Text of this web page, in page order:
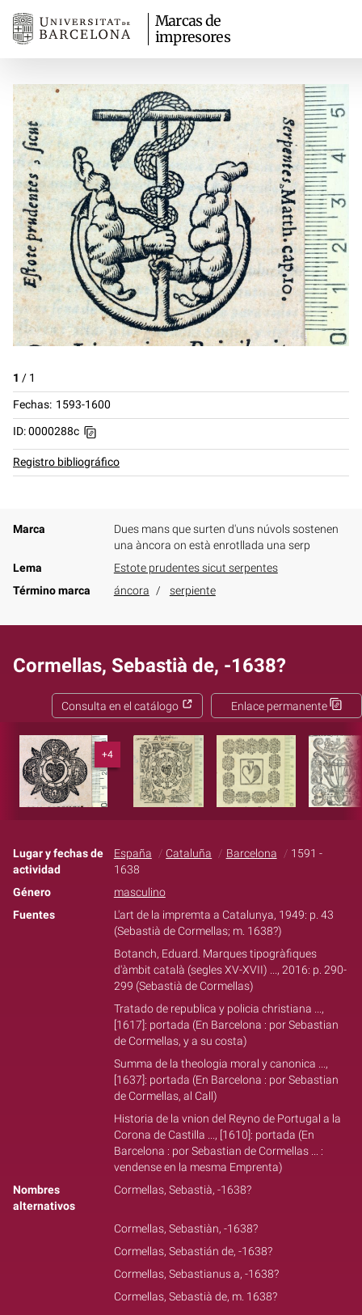
Marcas de
impresores
1 / 1
Fechas 1593-1600
ID: 0000288c
Registro bibliográfico
Marca
Dues mans que surten d'uns núvols sostenen
una àncora on està enrotllada una serp
Lema
Estote prudentes sicut serpentes
Término marca
áncora serpiente
Cormellas, Sebastià de, -1638?
Enlace permanente
Consulta en el catálogo
+4
Lugar y fechas de
actividad
España Cataluña Barcelona
1591 -
1638
Género
masculino
Fuentes
L'art de la impremta a Catalunya, 1949: p. 43
(Sebastià de Cormellas; m. 1638?)
Botanch, Eduard. Marques tipogràfiques
d'àmbit català (segles XV-XVII) ..., 2016: p. 290-
299 (Sebastià de Cormellas)
Tratado de republica y policia christiana ...,
[1617]: portada (En Barcelona : por Sebastian
de Cormellas, y a su costa)
Summa de la theologia moral y canonica ...,
[1637]: portada (En Barcelona : por Sebastian
de Cormellas, al Call)
Historia de la vnion del Reyno de Portugal a la
Corona de Castilla ..., [1610]: portada (En
Barcelona : por Sebastian de Cormellas ... :
vendense en la mesma Emprenta)
Nombres
alternativos
Cormellas, Sebastià, -1638?
Cormellas, Sebastiàn, -1638?
Cormellas, Sebastián de, -1638?
Cormellas, Sebastianus a, -1638?
Cormellas, Sebastià de, m. 1638?